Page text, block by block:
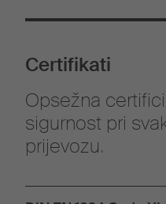
Certifikati
Opsežna
sigurnost pri
prijevozu.